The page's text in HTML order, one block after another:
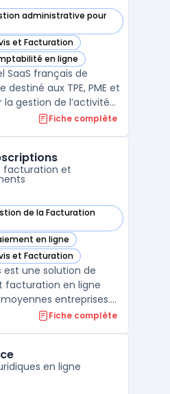
administrative pour
catégorie
et Facturation
catégorie
en ligne
catégorie
SaaS français de
aux TPE, PME et
gestion de l’activité
la pré-comptabilité
paiements clients, la
Fiche complète
facturation et
de la Facturation
dans cette catégorie
en ligne
dans cette catégorie
et Facturation
dans cette catégorie
est une solution de
facturation en ligne
entreprises.
des fonctionnalités
et la gestion des taxes.
Fiche complète
en ligne